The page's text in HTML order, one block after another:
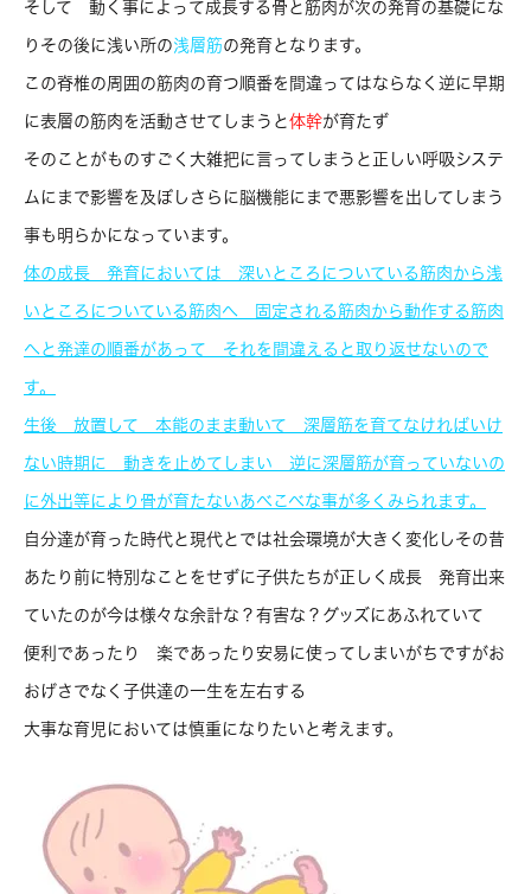
そして 動く事によって成長する骨と筋肉が次の発育の基礎にな
りその後に浅い所の浅層筋の発育となります。
この脊椎の周囲の筋肉の育つ順番を間違ってはならなく逆に早期
に表層の筋肉を活動させてしまうと 体幹が育たず
そのことがものすごく大雑把に言ってしまうと正しい呼吸システ
ムにまで影響を及ぼしさらに脳機能にまで悪影響を出してしまう
事も明らかになっています。
体の成長 発育においては 深いところについている筋肉から 浅
いところについている筋肉へ 固定される筋肉から動作する筋肉
へと 発達の順番があって それを間違えると取り返せないので
す。
生後 放置して 本能のまま動いて 深層筋を育てなければいけ
ない時期に 動きを止めてしまい 逆に深層筋が育っていないの
に外出等により骨が育たないあべこべな事が多くみられます。
自分達が育った時代と現代とでは社会環境が大きく変化しその昔
あたり前に特別なことをせずに子供たちが正しく成長 発育出来
ていたのが今は様々な余計な？有害な？グッズにあふれていて
便利であったり 楽であったり安易に使ってしまいがちですがお
おげさでなく子供達の一生を左右する
大事な育児においては慎重になりたいと考えます。